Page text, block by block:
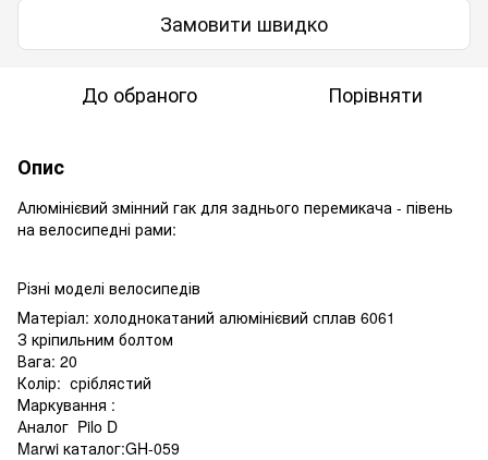
Замовити швидко
До обраного Порівняти
Опис
Алюмінієвий змінний гак для заднього перемикача - півень
на велосипедні рами:
Різні моделі велосипедів
Матеріал: холоднокатаний алюмінієвий сплав 6061
З кріпильним болтом
Вага: 20
Колір: сріблястий
Маркування :
Аналог Pilo D
Marwi каталог:GH-059